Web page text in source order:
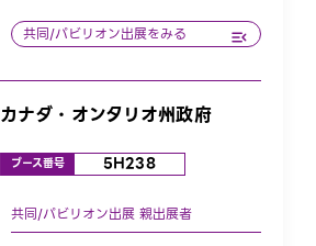
カナダ・オンタリオ州政府
ブース番号 5H238